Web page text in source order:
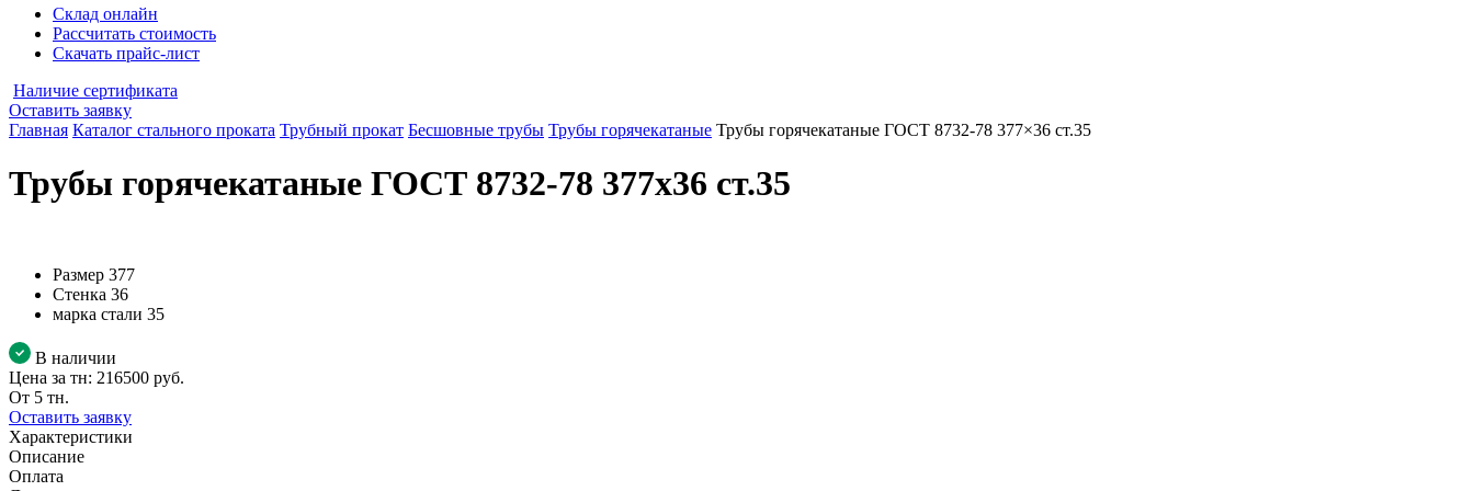
Склад онлайн
Рассчитать стоимость
Скачать прайс-лист
Наличие сертификата
Оставить заявку
Главная Каталог стального проката Трубный прокат Бесшовные трубы Трубы горячекатаные Трубы горячекатаные ГОСТ 8732-78 377×36 ст.35
Трубы горячекатаные ГОСТ 8732-78 377x36 ст.35
Размер 377
Стенка 36
марка стали 35
В наличии
Цена за тн: 216500 руб.
От 5 тн.
Оставить заявку
Характеристики
Описание
Оплата